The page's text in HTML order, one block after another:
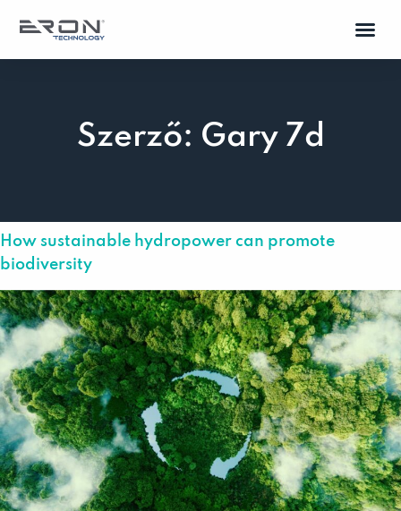
Szerző: Gary 7d
How sustainable hydropower can promote
biodiversity